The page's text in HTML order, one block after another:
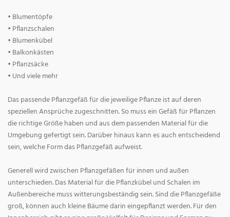
• Blumentöpfe
• Pflanzschalen
• Blumenkübel
• Balkonkästen
• Pflanzsäcke
• Und viele mehr
Das passende Pflanzgefäß für die jeweilige Pflanze ist auf deren
speziellen Ansprüche zugeschnitten. So muss ein Gefäß für Pflanzen
die richtige Größe haben und aus dem passenden Material für die
Umgebung gefertigt sein. Darüber hinaus kann es auch entscheidend
sein, welche Form das Pflanzgefäß aufweist.
Generell wird zwischen Pflanzgefäßen für innen und außen
unterschieden. Das Material für die Pflanzkübel und Schalen im
Außenbereiche muss witterungsbeständig sein. Sind die Pflanzgefäße
groß, können auch kleine Bäume darin eingepflanzt werden. Für den